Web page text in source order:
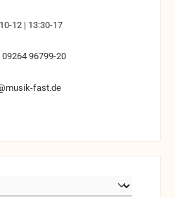
12 | 13:30-17
09264 96799-20
fast.de